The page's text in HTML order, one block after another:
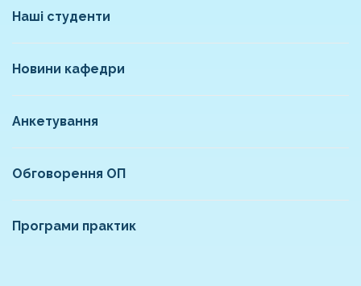
Наші студенти
Новини кафедри
Анкетування
Обговорення ОП
Програми практик